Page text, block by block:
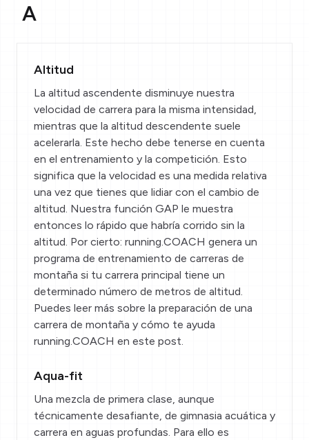
A
Altitud
La altitud ascendente disminuye nuestra
velocidad de carrera para la misma intensidad,
mientras que la altitud descendente suele
acelerarla. Este hecho debe tenerse en cuenta
en el entrenamiento y la competición. Esto
significa que la velocidad es una medida relativa
una vez que tienes que lidiar con el cambio de
altitud. Nuestra función GAP le muestra
entonces lo rápido que habría corrido sin la
altitud. Por cierto: running.COACH genera un
programa de entrenamiento de carreras de
montaña si tu carrera principal tiene un
determinado número de metros de altitud.
Puedes leer más sobre la preparación de una
carrera de montaña y cómo te ayuda
running.COACH en este post.
Aqua-fit
Una mezcla de primera clase, aunque
técnicamente desafiante, de gimnasia acuática y
carrera en aguas profundas. Para ello es